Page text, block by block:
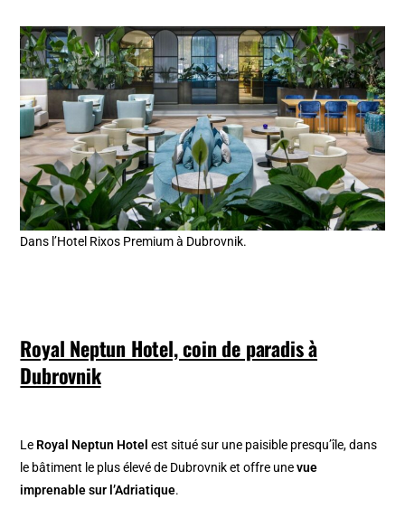
Dans l’Hotel Rixos Premium à Dubrovnik.
Royal Neptun Hotel, coin de paradis à
Dubrovnik
Le Royal Neptun Hotel est situé sur une paisible presqu’île, dans
le bâtiment le plus élevé de Dubrovnik et offre unevue
imprenable sur l’Adriatique.